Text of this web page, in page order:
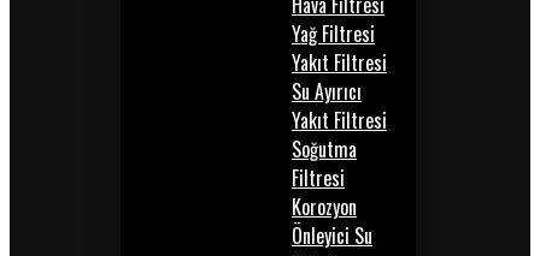
Yağ Filtresi
Yakıt Filtresi
Su Ayırıcı
Yakıt Filtresi
Soğutma
Filtresi
Korozyon
Önleyici Su